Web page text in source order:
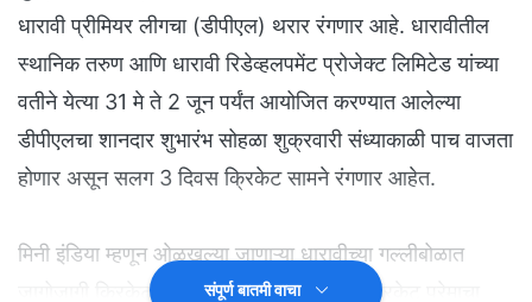
धारावी प्रीमियर लीगचा (डीपीएल) थरार रंगणार आहे. धारावीतील
स्थानिक तरुण आणि धारावी रिडेव्हलपमेंट प्रोजेक्ट लिमिटेड यांच्या
वतीने येत्या 31 मे ते 2 जून पर्यंत आयोजित करण्यात आलेल्या
डीपीएलचा शानदार शुभारंभ सोहळा शुक्रवारी संध्याकाळी पाच वाजता
होणार असून सलग 3 दिवस क्रिकेट सामने रंगणार आहेत.
मिनी इंडिया म्हणून ओळखल्या जाणाऱ्या धारावीच्या गल्लीबोळात
जागोजागी क्रिकेटचा डाव रंगलेला दिसतो. याच क्रिकेट प्रेमाचा
संपूर्ण बातमी वाचा